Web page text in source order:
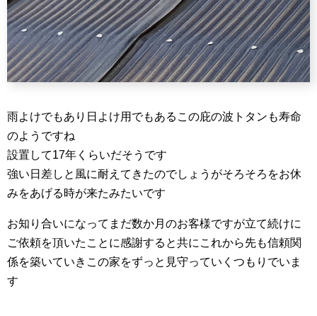
雨よけでもあり日よけ用でもあるこの庇の波トタンも寿命
のようですね
設置して17年くらいだそうです
強い日差しと風に耐えてきたのでしょうがそろそろをお休
みをあげる時が来たみたいです
お知り合いになってまだ数か月のお客様ですが立て続けに
ご依頼を頂いたことに感謝すると共にこれから先も信頼関
係を築いていきこの家をずっと見守っていくつもりでいま
す